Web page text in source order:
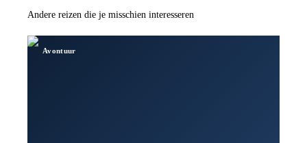
Andere reizen die je misschien interesseren
Avontuur